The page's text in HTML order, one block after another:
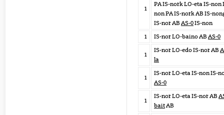
1
PA IS-nork LO-eta IS-non
non PA IS-nork AB IS-
IS-nor AB AS-0IS-non
1
IS-nor LO-baino AB AS-0
1
IS-nor LO-edo IS-nor AB
la
1
IS-nor LO-eta IS-non IS-
AS-0
1
IS-nor LO-eta IS-nor AB
baitAB